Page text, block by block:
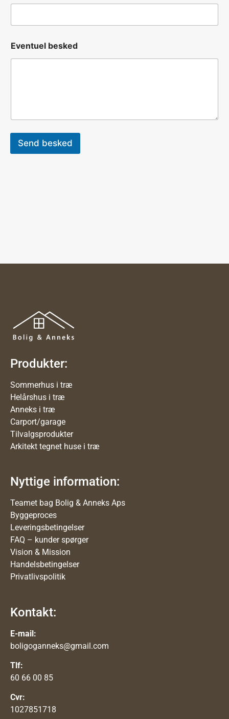
n
Eventuel besked
Send besked
Produkter:
Sommerhus i træ
Helårshus i træ
Anneks i træ
Carport/garage
Tilvalgsprodukter
Arkitekt tegnet huse i træ
Nyttige information:
Teamet bag Bolig & Anneks Aps
Byggeproces
Leveringsbetingelser
FAQ – kunder spørger
Vision & Mission
Handelsbetingelser
Privatlivspolitik
Kontakt:
E-mail:
boligoganneks@gmail.com
Tlf:
60 66 00 85
Cvr:
1027851718